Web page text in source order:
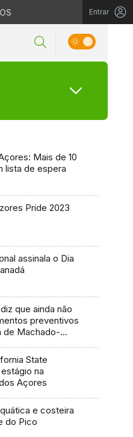
Entrar
Mais de 10
lista de espera
Pride 2023
assinala o Dia
que ainda não
preventivos
de Machado-
State
na
Açores
e costeira
do Pico